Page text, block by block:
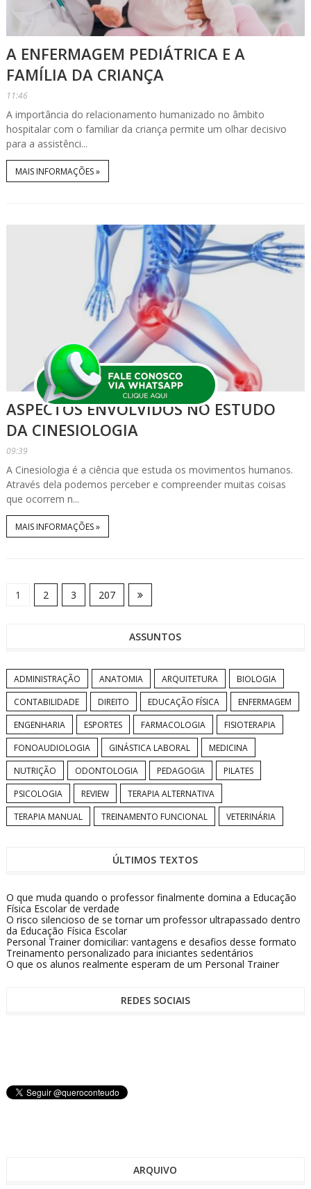
A ENFERMAGEM PEDIÁTRICA E A
FAMÍLIA DA CRIANÇA
11:46
A importância do relacionamento humanizado no âmbito
hospitalar com o familiar da criança permite um olhar decisivo
para a assistênci...
MAIS INFORMAÇÕES »
ASPECTOS ENVOLVIDOS NO ESTUDO
DA CINESIOLOGIA
09:39
A Cinesiologia é a ciência que estuda os movimentos humanos.
Através dela podemos perceber e compreender muitas coisas
que ocorrem n...
MAIS INFORMAÇÕES »
1 2 3 207
ASSUNTOS
ADMINISTRAÇÃO ANATOMIA ARQUITETURA
BIOLOGIA
CONTABILIDADE
DIREITO EDUCAÇÃO FÍSICA
ENFERMAGEM
ENGENHARIA
ESPORTES FARMACOLOGIA
FISIOTERAPIA
FONOAUDIOLOGIA
GINÁSTICA LABORAL
MEDICINA
NUTRIÇÃO
ODONTOLOGIA PEDAGOGIA
PILATES
PSICOLOGIA
REVIEW
TERAPIA ALTERNATIVA
TERAPIA MANUAL
TREINAMENTO FUNCIONAL VETERINÁRIA
ÚLTIMOS TEXTOS
O que muda quando o professor finalmente domina a Educação
Física Escolar de verdade
O risco silencioso de se tornar um professor ultrapassado dentro
da Educação Física Escolar
Personal Trainer domiciliar: vantagens e desafios desse formato
Treinamento personalizado para iniciantes sedentários
O que os alunos realmente esperam de um Personal Trainer
REDES SOCIAIS
ARQUIVO